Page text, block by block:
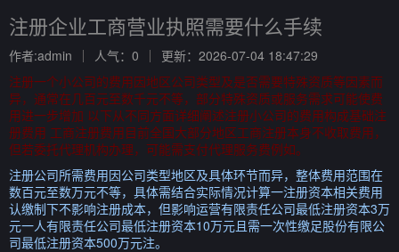
注册企业工商营业执照需要什么手续
作者:admin 人气：0
更新：2026-07-04 18:47:29
注册一个小公司的费用因地区公司类型及是否需要特殊资质等因素而
异，通常在几百元至数千元不等，部分特殊资质或服务需求可能使费
用进一步增加 以下从不同方面详细阐述注册小公司的费用构成基础注
册费用 工商注册费用目前全国大部分地区工商注册本身不收取费用，
但若委托代理机构办理，可能需支付代理服务费例如。
注册公司所需费用因公司类型地区及具体环节而异，整体费用范围在
数百元至数万元不等，具体需结合实际情况计算一注册资本相关费用
认缴制下不影响注册成本，但影响运营有限责任公司最低注册资本3万
元一人有限责任公司最低注册资本10万元且需一次性缴足股份有限公
司最低注册资本500万元注。